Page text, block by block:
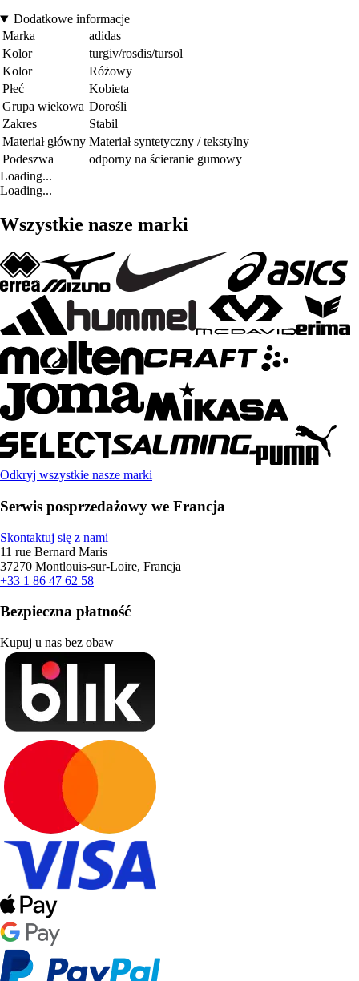
Dodatkowe informacje
Marka
adidas
Kolor
turgiv/rosdis/tursol
Kolor
Różowy
Płeć
Kobieta
Grupa wiekowa Dorośli
Zakres
Stabil
Materiał główny Materiał syntetyczny / tekstylny
Podeszwa
odporny na ścieranie gumowy
Loading...
Loading...
Wszystkie nasze marki
Odkryj wszystkie nasze marki
Serwis posprzedażowy we Francja
Skontaktuj się z nami
11 rue Bernard Maris
37270 Montlouis-sur-Loire, Francja
+33 1 86 47 62 58
Bezpieczna płatność
Kupuj u nas bez obaw